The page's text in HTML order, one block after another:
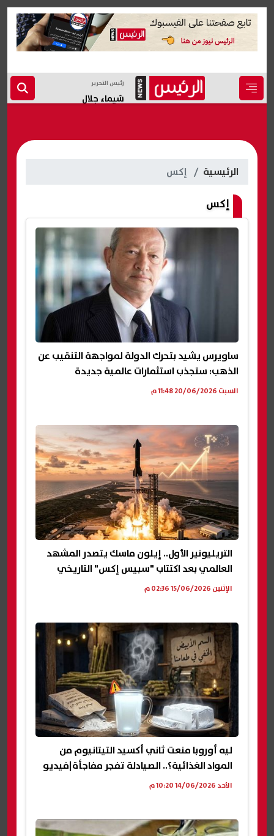
رئيس التحرير
شيماء جلال
الرئيسية إكس
إكس
ساويرس يشيد بتحرك الدولة لمواجهة التنقيب عن
الذهب: ستجذب استثمارات عالمية جديدة
السبت 20/06/2026 11:48 م
التريليونير الأول.. إيلون ماسك يتصدر المشهد
العالمي بعد اكتتاب "سبيس إكس" التاريخي
الإثنين 15/06/2026 02:36 م
ليه أوروبا منعت ثاني أكسيد التيتانيوم من
المواد الغذائية؟.. الصيادلة تفجر مفاجأة|فيديو
الأحد 14/06/2026 10:20 م